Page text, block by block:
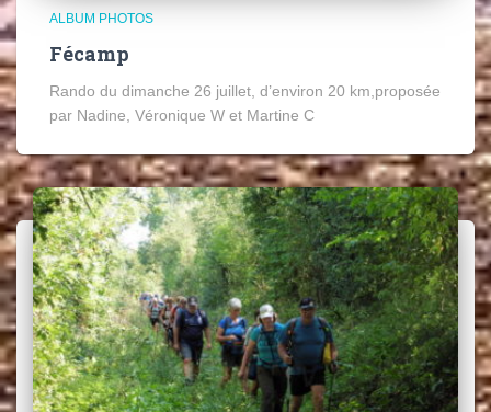
ALBUM PHOTOS
Fécamp
Rando du dimanche 26 juillet, d’environ 20 km,proposée
par Nadine, Véronique W et Martine C